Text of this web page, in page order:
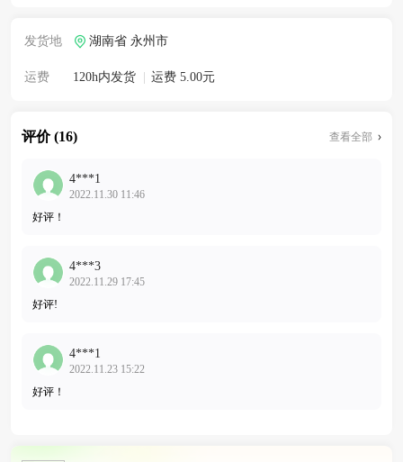
发货地 湖南省 永州市
运费 120h内发货 运费 5.00元
评价 (16) 查看全部
4***1
2022.11.30 11:46
好评！
4***3
2022.11.29 17:45
好评!
4***1
2022.11.23 15:22
好评！